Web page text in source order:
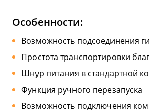
Особенности:
Возможность подсоединения
Простота транспортировки
Шнур питания в стандартной
Функция ручного перезапуска
Возможность подключения